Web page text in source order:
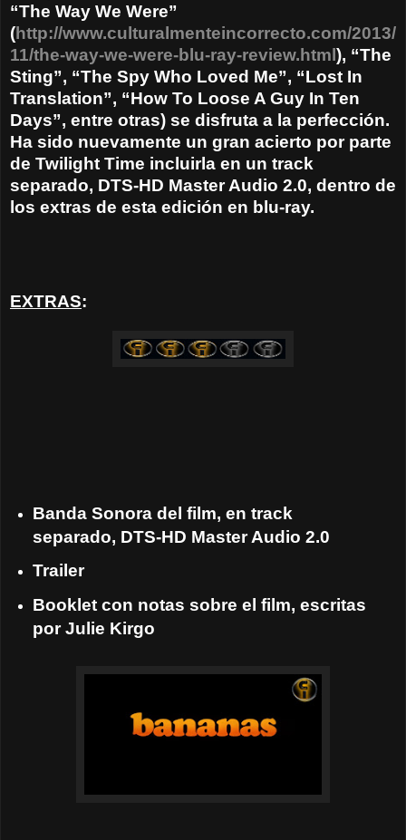
“The Way We Were”
(http://www.culturalmenteincorrecto.com/2013/
11/the-way-we-were-blu-ray-review.html), “The
Sting”, “The Spy Who Loved Me”, “Lost In
Translation”, “How To Loose A Guy In Ten
Days”, entre otras) se disfruta a la perfección.
Ha sido nuevamente un gran acierto por parte
de Twilight Time incluirla en un track
separado, DTS-HD Master Audio 2.0, dentro de
los extras de esta edición en blu-ray.
EXTRAS:
Banda Sonora del film, en track
separado, DTS-HD Master Audio 2.0
Trailer
Booklet con notas sobre el film, escritas
por Julie Kirgo